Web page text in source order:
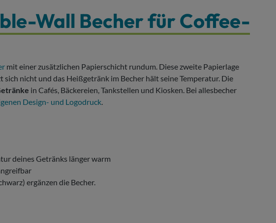
Wall Becher für Coffee-
mit einer zusätzlichen Papierschicht rundum. Diese zweite Papierlage
sich nicht und das Heißgetränk im Becher hält seine Temperatur. Die
in Cafés, Bäckereien, Tankstellen und Kiosken. Bei allesbecher
Design- und Logodruck.
deines Getränks länger warm
ergänzen die Becher.